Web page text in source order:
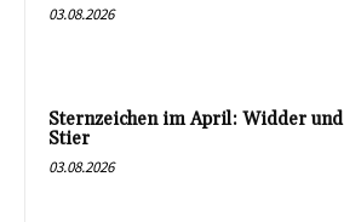
03.08.2026
Sternzeichen im April: Widder und
Stier
03.08.2026